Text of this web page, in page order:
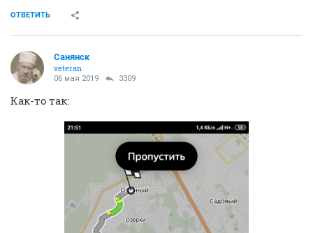
ОТВЕТИТЬ
Санянск
veteran
06 мая 2019 3309
Как-то так: